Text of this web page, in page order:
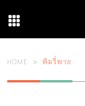
HOME พิมรี่พาย